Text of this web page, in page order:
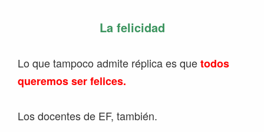
La felicidad
Lo que tampoco admite réplica es quetodos
queremos ser felices.
Los docentes de EF, también.